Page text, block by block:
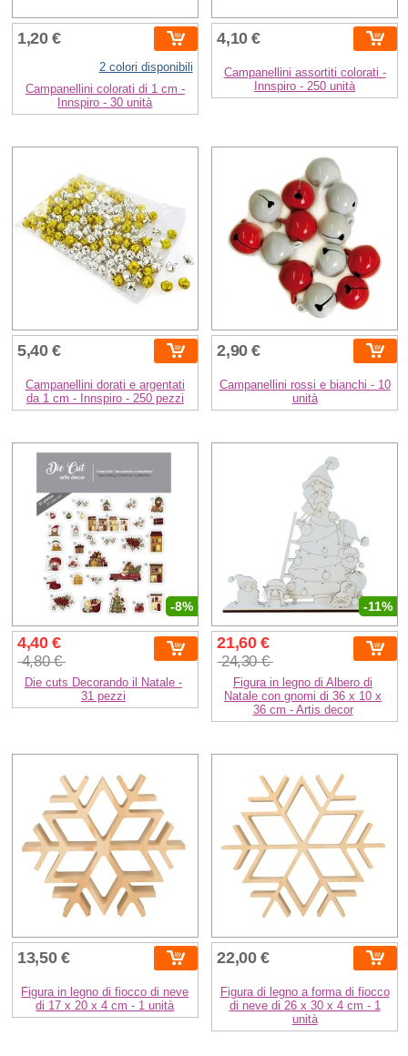
1,20 €
2 colori disponibili
Campanellini colorati di 1 cm -
Innspiro - 30 unità
4,10 €
Campanellini assortiti colorati -
Innspiro - 250 unità
5,40 €
Campanellini dorati e argentati
da 1 cm - Innspiro - 250 pezzi
2,90 €
Campanellini rossi e bianchi - 10
unità
-8%
4,40 €
4,80 €
Die cuts Decorando il Natale -
31 pezzi
-11%
21,60 €
24,30 €
Figura in legno di Albero di
Natale con gnomi di 36 x 10 x
36 cm - Artis decor
13,50 €
Figura in legno di fiocco di neve
di 17 x 20 x 4 cm - 1 unità
22,00 €
Figura di legno a forma di fiocco
di neve di 26 x 30 x 4 cm - 1
unità